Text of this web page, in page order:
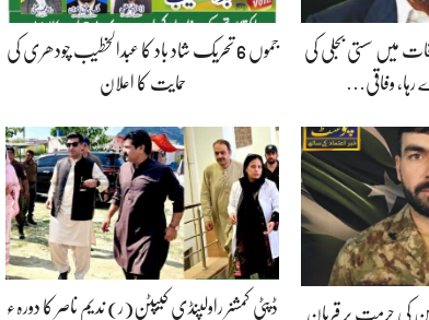
میں سستی بجلی کی
وفاقی…
جموں 6 تحریک شاد باد کا عبدالخطیب چودھری کی
حمایت کا اعلان
کی حرمت پر قربان ڈپٹی کمشنر راولپنڈی کیپٹن(ر) ندیم ناصر کا دورہء